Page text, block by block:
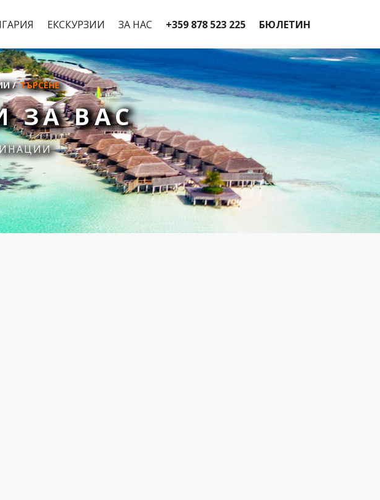
ЕКСКУРЗИИ ЗА НАС +359 878 523 225 БЮЛЕТИН
/ ТЪРСЕНЕ
ЗА ВАС